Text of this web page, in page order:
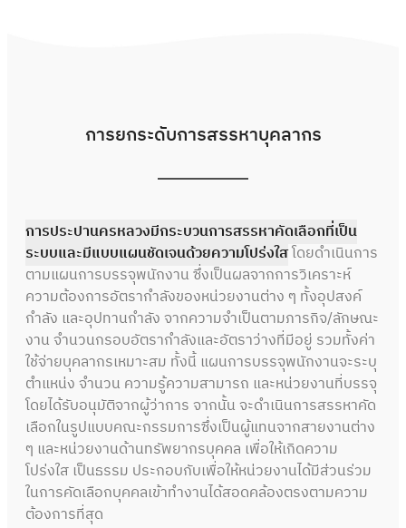
การยกระดับการสรรหาบุคลากร
การประปานครหลวงมีกระบวนการสรรหาคัดเลือกที่เป็น
ระบบและมีแบบแผนชัดเจนด้วยความโปร่งใสโดยดำเนินการ
ตามแผนการบรรจุพนักงาน ซึ่งเป็นผลจากการวิเคราะห์
ความต้องการอัตรากำลังของหน่วยงานต่าง ๆ ทั้งอุปสงค์
กำลัง และอุปทานกำลัง จากความจำเป็นตามภารกิจ/ลักษณะ
งาน จำนวนกรอบอัตรากำลังและอัตราว่างที่มีอยู่ รวมทั้งค่า
ใช้จ่ายบุคลากรเหมาะสม ทั้งนี้ แผนการบรรจุพนักงานจะระบุ
ตำแหน่ง จำนวน ความรู้ความสามารถ และหน่วยงานที่บรรจุ
โดยได้รับอนุมัติจากผู้ว่าการ จากนั้น จะดำเนินการสรรหาคัด
เลือกในรูปแบบคณะกรรมการซึ่งเป็นผู้แทนจากสายงานต่าง
ๆ และหน่วยงานด้านทรัพยากรบุคคล เพื่อให้เกิดความ
โปร่งใส เป็นธรรม ประกอบกับเพื่อให้หน่วยงานได้มีส่วนร่วม
ในการคัดเลือกบุคคลเข้าทำงานได้สอดคล้องตรงตามความ
ต้องการที่สุด